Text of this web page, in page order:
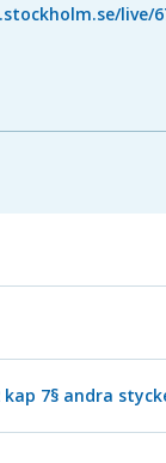
live/
7§ andra